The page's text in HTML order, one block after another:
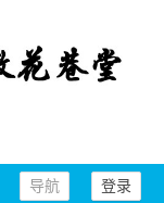
登录
导航